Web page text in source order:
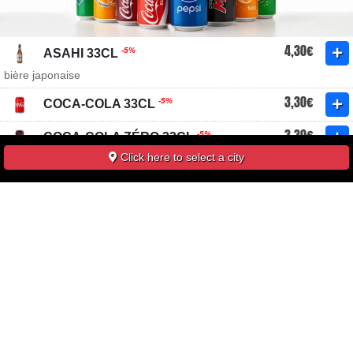
ASAHI 33CL -5% 4,30€
bière japonaise
COCA-COLA 33CL -5% 3,30€
COCA-COLA ZÉRO 33CL-5% 3,30€
FANTA ORANGE 33CL 3,30€
Click here to select a city